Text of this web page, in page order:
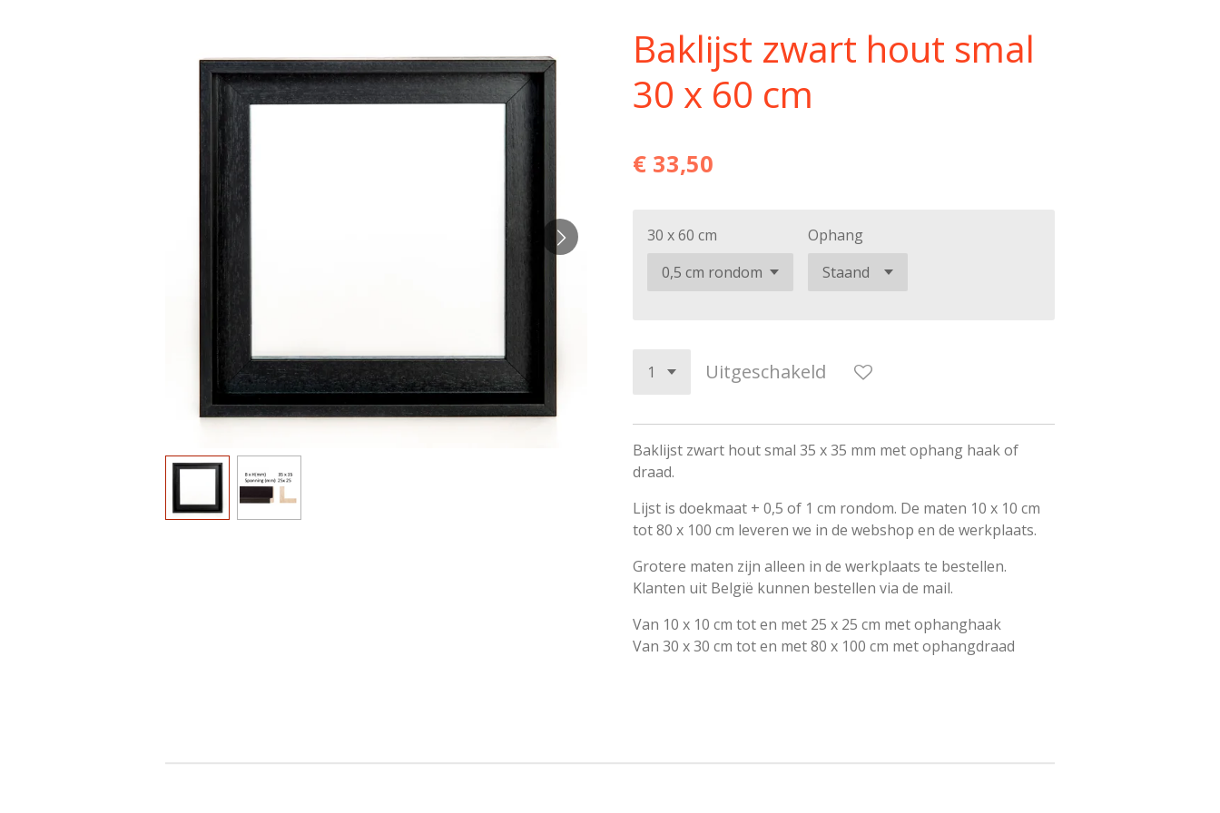
Baklijst zwart hout smal
30 x 60 cm
€ 33,50
30 x 60 cm Ophang
Uitgeschakeld
Baklijst zwart hout smal 35 x 35 mm met ophang haak of
draad.
Lijst is doekmaat + 0,5 of 1 cm rondom. De maten 10 x 10 cm
tot 80 x 100 cm leveren we in de webshop en de werkplaats.
Grotere maten zijn alleen in de werkplaats te bestellen.
Klanten uit België kunnen bestellen via de mail.
Van 10 x 10 cm tot en met 25 x 25 cm met ophanghaak
Van 30 x 30 cm tot en met 80 x 100 cm met ophangdraad